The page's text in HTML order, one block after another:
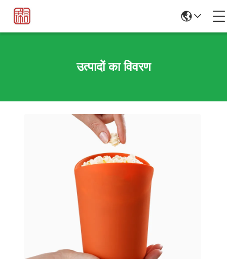
उत्पादों का विवरण